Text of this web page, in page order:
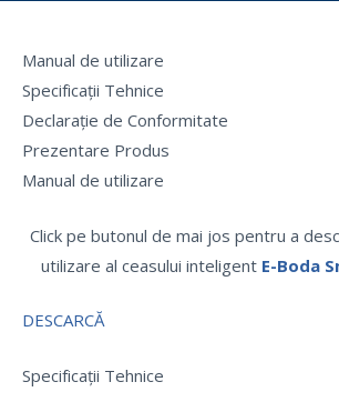
Manual de utilizare
Specificații Tehnice
Declarație de Conformitate
Prezentare Produs
Manual de utilizare
Click pe butonul de mai jos pentru a
utilizare al ceasului inteligent E-Boda
DESCARCĂ
Specificații Tehnice